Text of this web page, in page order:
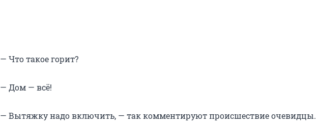
— Что такое горит?
— Дом — всё!
— Вытяжку надо включить, — так комментируют происшествие очевидцы.